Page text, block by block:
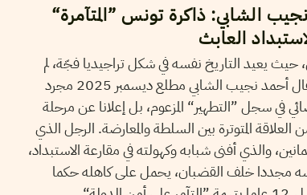
الشابي: ذاكرة تونس ”المتآمرة“
العابث
حيث يعيد التاريخ نفسه في شكل تراجيديا فجّة، لم
يكن اعتقال أحمد نجيب الشابي مطلع ديسمبر 2025 مجرد
في سجل ”التطهير“ المزعوم، بل إعلانا عن مرحلة
المتوترة بين السلطة والمعارضة. الرجل الذي
والذي أفنى شبابه وكهولته في مقارعة الاستبداد،
مجددا خلف القضبان، يحمل على كاهله حكما